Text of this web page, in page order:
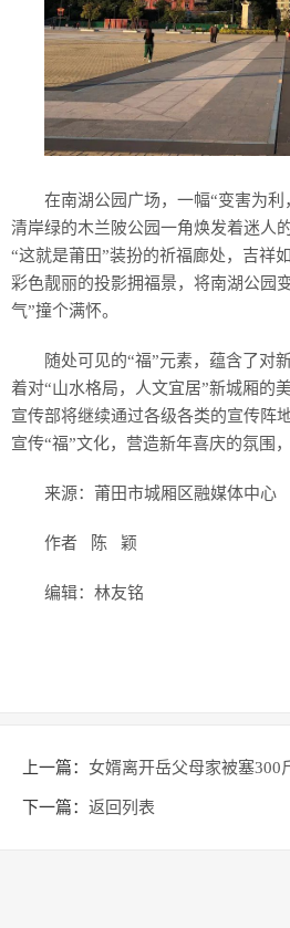
在南湖公园广场，一幅“变害为
清岸绿的木兰陂公园一角焕发着迷人
“这就是莆田”装扮的祈福廊处，吉祥
彩色靓丽的投影拥福景，将南湖公园
气”撞个满怀。
随处可见的“福”元素，蕴含了对
着对“山水格局，人文宜居”新城厢的
宣传部将继续通过各级各类的宣传阵
宣传“福”文化，营造新年喜庆的氛围
来源：莆田市城厢区融媒体中心
作者 陈 颖
编辑：林友铭
上一篇： 女婿离开岳父母家被塞300
不容易，要多装点
下一篇： 返回列表